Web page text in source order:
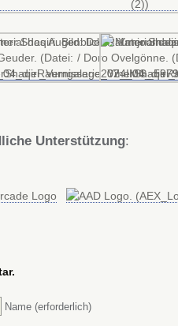
Unterstützung:
Name (erforderlich)